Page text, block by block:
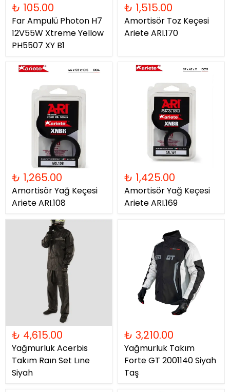
₺ 105.00
Far Ampulü Photon H7
12V55W Xtreme Yellow
PH5507 XY B1
₺ 1,515.00
Amortisör Toz Keçesi
Ariete ARI.170
₺ 1,265.00
Amortisör Yağ Keçesi
Ariete ARI.108
₺ 1,425.00
Amortisör Yağ Keçesi
Ariete ARI.169
₺ 4,615.00
Yağmurluk Acerbis
Takım Raın Set Lıne
Siyah
₺ 3,210.00
Yağmurluk Takım
Forte GT 2001140 Siyah
Taş